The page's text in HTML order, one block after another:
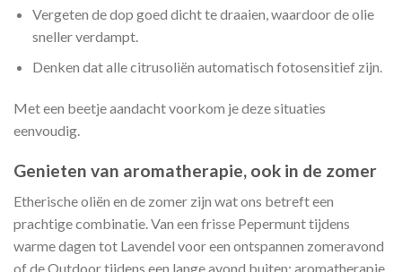
Vergeten de dop goed dicht te draaien, waardoor de olie
sneller verdampt.
Denken dat alle citrusoliën automatisch fotosensitief zijn.
Met een beetje aandacht voorkom je deze situaties
eenvoudig.
Genieten van aromatherapie, ook in de zomer
Etherische oliën en de zomer zijn wat ons betreft een
prachtige combinatie. Van een frisse Pepermunt tijdens
warme dagen tot Lavendel voor een ontspannen zomeravond
of de Outdoor tijdens een lange avond buiten: aromatherapie